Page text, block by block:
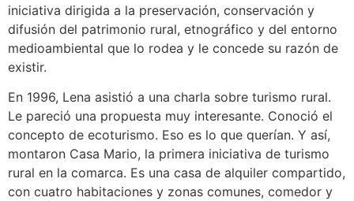
iniciativa dirigida a la preservación, conservación y
difusión del patrimonio rural, etnográfico y del entorno
medioambiental que lo rodea y le concede su razón de
existir.
En 1996, Lena asistió a una charla sobre turismo rural.
Le pareció una propuesta muy interesante. Conoció el
concepto de ecoturismo. Eso es lo que querían. Y así,
montaron Casa Mario, la primera iniciativa de turismo
rural en la comarca. Es una casa de alquiler compartido,
con cuatro habitaciones y zonas comunes, comedor y